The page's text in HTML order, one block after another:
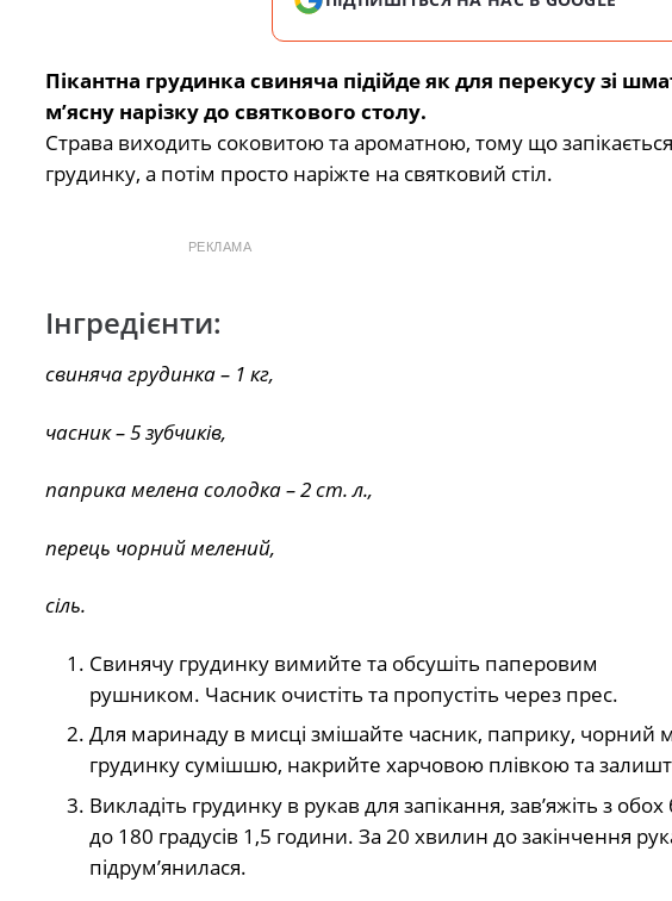
Пікантна грудинка свиняча підійде як для перекусу зі
м’ясну нарізку до святкового столу.
Страва виходить соковитою та ароматною, тому що
грудинку, а потім просто наріжте на святковий стіл.
РЕКЛАМА
Інгредієнти:
свиняча грудинка – 1 кг,
часник – 5 зубчиків,
паприка мелена солодка – 2 ст. л.,
перець чорний мелений,
сіль.
Свинячу грудинку вимийте та обсушіть паперовим
рушником. Часник очистіть та пропустіть через прес.
Для маринаду в мисці змішайте часник, паприку, чорний
грудинку сумішшю, накрийте харчовою плівкою та
Викладіть грудинку в рукав для запікання, зав’яжіть з обох
до 180 градусів 1,5 години. За 20 хвилин до закінчення
підрум’янилася.